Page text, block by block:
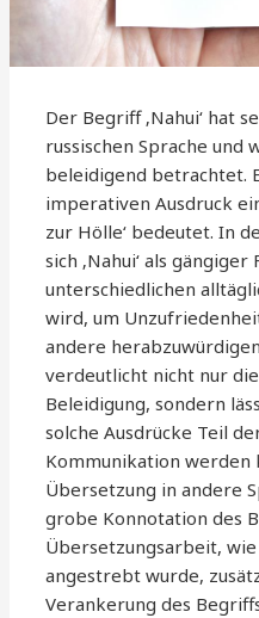
Der Begriff ‚Nahui‘ hat
russischen Sprache und
beleidigend betrachtet.
imperativen Ausdruck
zur Hölle‘ bedeutet. In
sich ‚Nahui‘ als
unterschiedlichen
wird, um
andere
verdeutlicht nicht nur
Beleidigung, sondern
solche Ausdrücke Teil
Kommunikation werden
Übersetzung in andere
grobe Konnotation des
Übersetzungsarbeit,
angestrebt wurde,
Verankerung des